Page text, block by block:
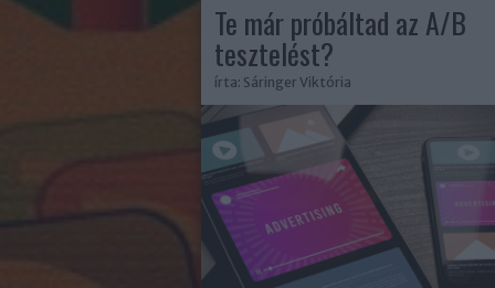
Te már próbáltad az A/B
tesztelést?
írta: Sáringer Viktória